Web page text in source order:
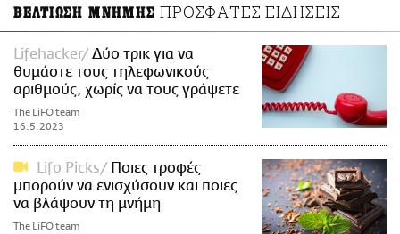
ΒΕΛΤΙΩΣΗ ΜΝΗΜΗΣ ΠΡΟΣΦΑΤΕΣ ΕΙΔΗΣΕΙΣ
Lifehacker
Δύο τρικ για να
θυμάστε τους τηλεφωνικούς
αριθμούς, χωρίς να τους γράψετε
The LiFO team
16.5.2023
Lifo Picks
Ποιες τροφές
μπορούν να ενισχύσουν και ποιες
να βλάψουν τη μνήμη
The LiFO team